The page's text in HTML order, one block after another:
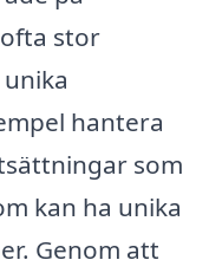
stor
hantera
som
kan ha unika
Genom att